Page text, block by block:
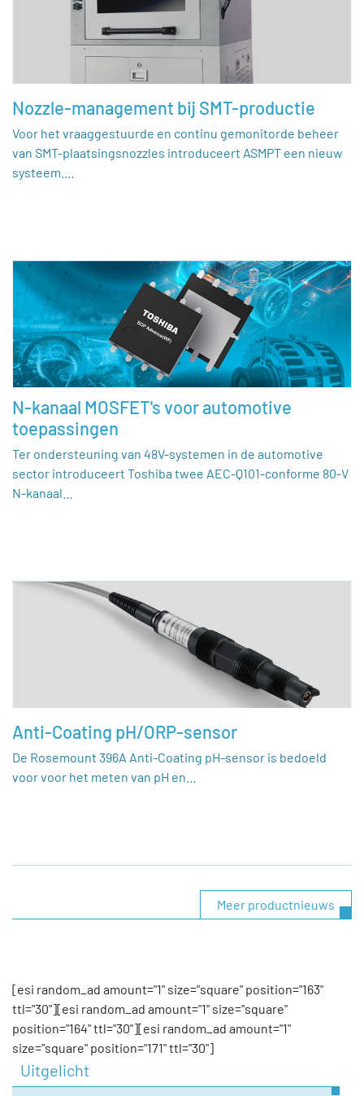
Nozzle-management bij SMT-productie
Voor het vraaggestuurde en continu gemonitorde beheer
van SMT-plaatsingsnozzles introduceert ASMPT een nieuw
systeem.…
N-kanaal MOSFET's voor automotive
toepassingen
Ter ondersteuning van 48V-systemen in de automotive
sector introduceert Toshiba twee AEC-Q101-conforme 80-V
N-kanaal…
Anti-Coating pH/ORP-sensor
De Rosemount 396A Anti-Coating pH-sensor is bedoeld
voor voor het meten van pH en…
Meer productnieuws
[esi random_ad amount="1" size="square" position="163"
ttl="30"][esi random_ad amount="1" size="square"
position="164" ttl="30"][esi random_ad amount="1"
size="square" position="171" ttl="30"]
Uitgelicht